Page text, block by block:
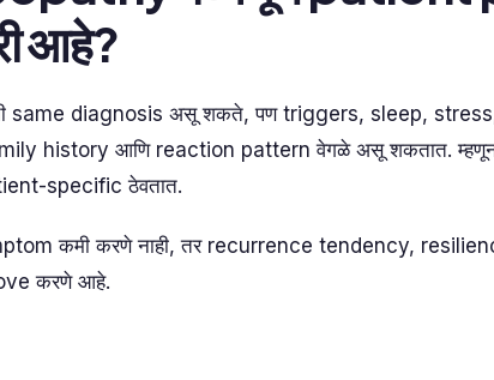
आहे?
same diagnosis असू शकते, पण triggers, sleep,
history आणि reaction pattern वेगळे असू शकतात.
specific ठेवतात.
कमी करणे नाही, तर recurrence tendency,
करणे आहे.